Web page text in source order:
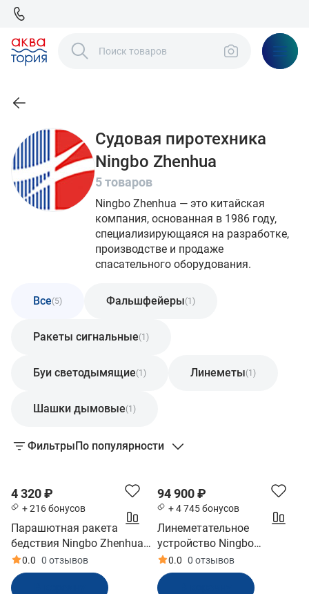
Судовая пиротехника
Ningbo Zhenhua
5 товаров
Ningbo Zhenhua — это китайская
компания, основанная в 1986 году,
специализирующаяся на разработке,
производстве и продаже
спасательного оборудования.
Все(5) Фальшфейеры(1)
Ракеты сигнальные(1)
Буи светодымящие(1) Линеметы(1)
Шашки дымовые(1)
ФильтрыПо популярности
4 320 ₽
+ 216 бонусов
Парашютная ракета
бедствия Ningbo Zhenhua
HGS40-30000 (РМРС)
0.0 0 отзывов
94 900 ₽
+ 4 745 бонусов
Линеметательное
устройство Ningbo
Zhenhua JH7-230-91
(РМРС)
0.0 0 отзывов